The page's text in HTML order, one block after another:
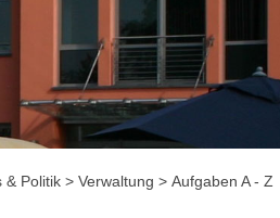
& Politik > Verwaltung > Aufgaben A - Z